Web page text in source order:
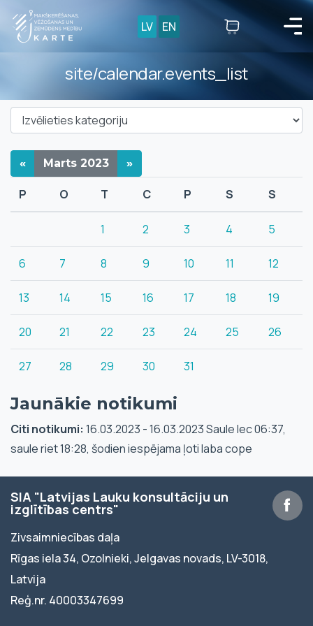
LV EN
site/calendar.events_list
« Marts 2023 »
P O T C P S S
1 2 3 4 5
6 7 8 9 10 11 12
13 14 15 16 17 18 19
20 21 22 23 24 25 26
27 28 29 30 31
Jaunākie notikumi
Citi notikumi: 16.03.2023 - 16.03.2023 Saule lec 06:37,
saule riet 18:28, šodien iespējama ļoti laba cope
SIA "Latvijas Lauku konsultāciju un
izglītības centrs"
Zivsaimniecības daļa
Rīgas iela 34, Ozolnieki, Jelgavas novads, LV-3018,
Latvija
Reģ.nr. 40003347699